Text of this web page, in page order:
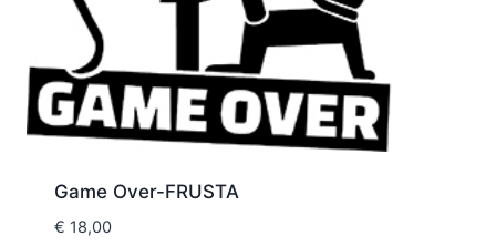
Game Over-FRUSTA
€ 18,00